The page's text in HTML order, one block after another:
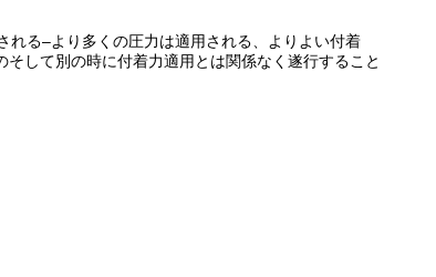
れる–より多くの圧力は適用される、よりよい付着
して別の時に付着力適用とは関係なく遂行すること